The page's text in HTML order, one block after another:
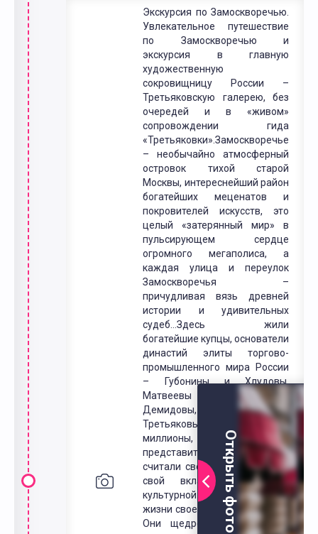
Экскурсия по Замоскворечью.
Увлекательное путешествие
по Замоскворечью и
экскурсия в главную
художественную
сокровищницу России –
Третьяковскую галерею, без
очередей и в «живом»
сопровождении гида
«Третьяковки».Замоскворечье
– необычайно атмосферный
островок тихой старой
Москвы, интереснейший район
богатейших меценатов и
покровителей искусств, это
целый «затерянный мир» в
пульсирующем сердце
огромного мегаполиса, а
каждая улица и переулок
Замоскворечья –
причудливая вязь древней
истории и удивительных
судеб…Здесь жили
богатейшие купцы, основатели
династий элиты торгово-
промышленного мира России
– Губонины и Хлудовы,
Матвеевы и Лямины,
Демидовы, Бахрушины и
Третьяковы. Зарабатывая
миллионы, лучшие
представители этих фамилий
считали своим долгом внести
свой вклад в развитие
культурной и общественной
жизни своего города и страны.
Они щедро жертвовали на
Открыть фото